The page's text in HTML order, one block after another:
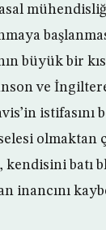
büyük bir
ve
batı
inancını